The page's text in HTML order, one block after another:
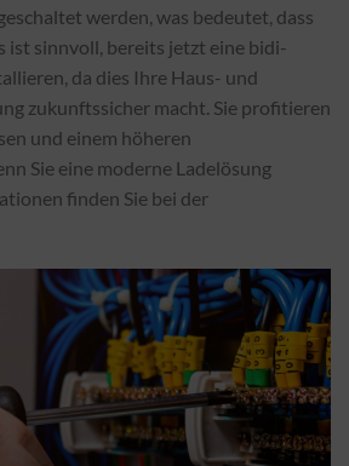
werden, was bedeutet, dass
ist sinnvoll, bereits jetzt eine bidi-
da dies Ihre Haus- und
zukunftssicher macht. Sie profitieren
und einem höheren
Sie eine moderne Ladelösung
finden Sie bei der